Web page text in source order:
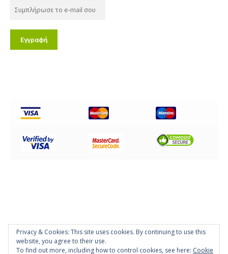
© Disc Impex Hellas 2026
Powered byPapaki Managed WordPress with WooCommerce
Privacy & Cookies: This site uses cookies. By continuing to use this
website, you agree to their use.
To find out more, including how to control cookies, see here: Cookie